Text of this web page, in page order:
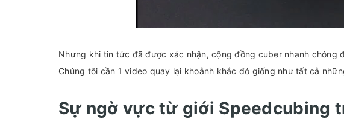
Nhưng khi tin tức đã được xác nhận, cộng đồng cuber nhanh chóng
Chúng tôi cần 1 video quay lại khoảnh khắc đó giống như tất cả
Sự ngờ vực từ giới Speedcubing